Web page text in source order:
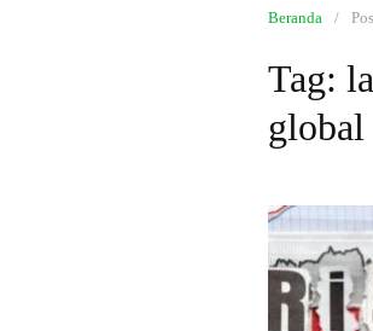
Beranda
Tag:
global